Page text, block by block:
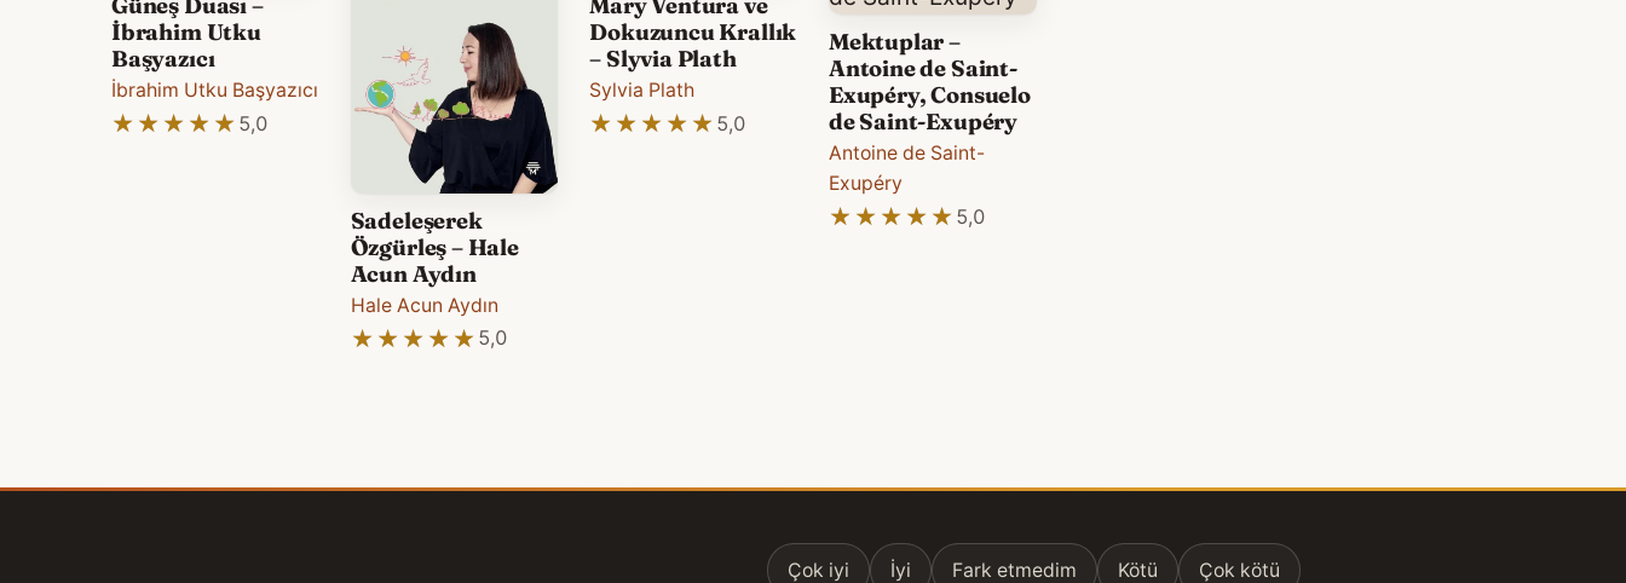
Güneş Duası –
İbrahim Utku
Başyazıcı
İbrahim Utku Başyazıcı
★★★★★
★★★★★ 5,0
Sadeleşerek
Özgürleş – Hale
Acun Aydın
Hale Acun Aydın
★★★★★
★★★★★ 5,0
Mary Ventura ve
Dokuzuncu Krallık
– Slyvia Plath
Sylvia Plath
★★★★★
★★★★★ 5,0
Mektuplar –
Antoine de Saint-
Exupéry, Consuelo
de Saint-Exupéry
Antoine de Saint-
Exupéry
★★★★★
★★★★★ 5,0
Çok iyi İyi Fark etmedim Kötü Çok kötü